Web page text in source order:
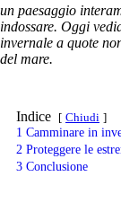
un paesaggio
indossare. Oggi
invernale a quote
del mare.
Indice Chiudi
1 Camminare in
2 Proteggere le
3 Conclusione